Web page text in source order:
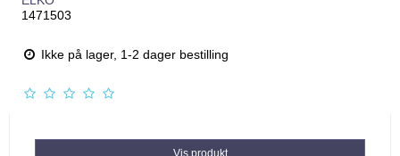
1471503
Ikke på lager, 1-2 dager bestilling
Vis produkt